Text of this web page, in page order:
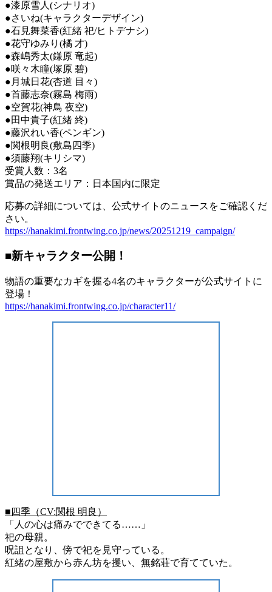
●漆原雪人(シナリオ)
●さいね(キャラクターデザイン)
●石見舞菜香(紅緒 祀/ヒトデナシ)
●花守ゆみり(橘 才)
●森嶋秀太(鎌原 竜起)
●咲々木瞳(塚原 碧)
●月城日花(杏道 目々)
●首藤志奈(霧島 梅雨)
●空賀花(神鳥 夜空)
●田中貴子(紅緒 終)
●藤沢れい香(ペンギン)
●関根明良(敷島四季)
●須藤翔(キリシマ)
受賞人数：3名
賞品の発送エリア：日本国内に限定
応募の詳細については、公式サイトのニュースをご確認くだ
さい。
https://hanakimi.frontwing.co.jp/news/20251219_campaign/
■新キャラクター公開！
物語の重要なカギを握る4名のキャラクターが公式サイトに
登場！
https://hanakimi.frontwing.co.jp/character11/
■四季（CV:関根 明良）
「人の心は痛みでできてる……」
祀の母親。
呪詛となり、傍で祀を見守っている。
紅緒の屋敷から赤ん坊を攫い、無銘荘で育てていた。